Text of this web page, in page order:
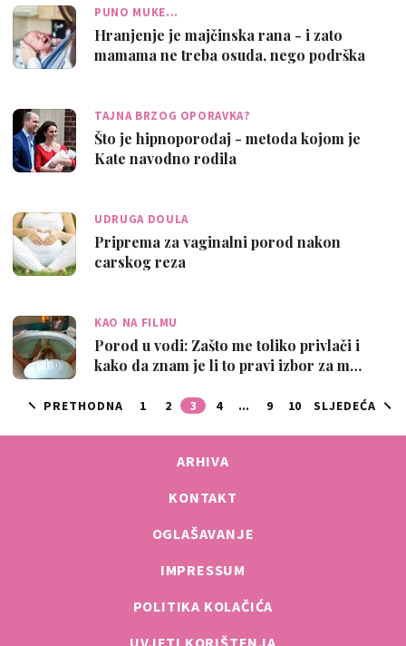
PUNO MUKE...
Hranjenje je majčinska rana - i zato
mamama ne treba osuda, nego podrška
TAJNA BRZOG OPORAVKA?
Što je hipnoporođaj - metoda kojom je
Kate navodno rodila
UDRUGA DOULA
Priprema za vaginalni porod nakon
carskog reza
KAO NA FILMU
Porod u vodi: Zašto me toliko privlači i
kako da znam je li to pravi izbor za m…
PRETHODNA 1 2 3 4 ... 9 10 SLJEDEĆA
ARHIVA
KONTAKT
OGLAŠAVANJE
IMPRESSUM
POLITIKA KOLAČIĆA
UVJETI KORIŠTENJA